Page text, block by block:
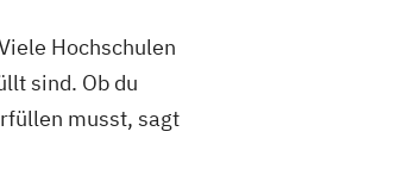
Hochschulen
sind. Ob du
musst, sagt